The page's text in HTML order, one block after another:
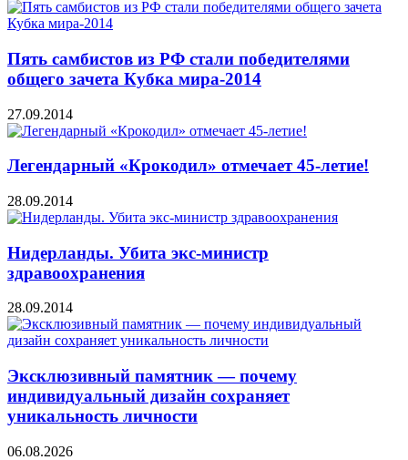
Пять самбистов из РФ стали победителями
общего зачета Кубка мира-2014
27.09.2014
Легендарный «Крокодил» отмечает 45-летие!
28.09.2014
Нидерланды. Убита экс-министр
здравоохранения
28.09.2014
Эксклюзивный памятник — почему
индивидуальный дизайн сохраняет
уникальность личности
06.08.2026